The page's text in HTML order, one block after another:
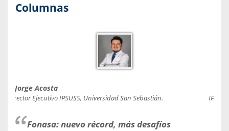
Columnas
Jorge Acosta
Director Ejecutivo IPSUSS, Universidad San Sebastián.
Fonasa: nuevo récord, más desafíos